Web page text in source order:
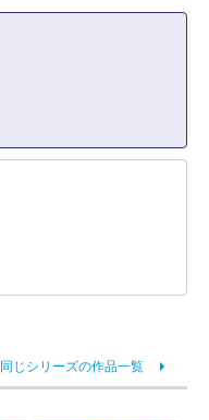
同じシリーズの作品一覧